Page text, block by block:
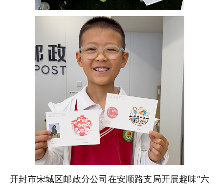
开封市宋城区邮政分公司在安顺路支局开展趣味“六